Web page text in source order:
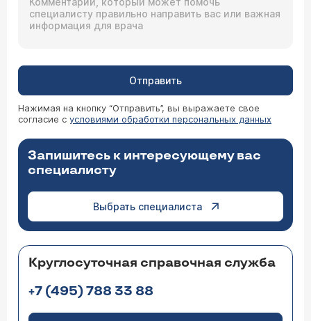
Отправить
Нажимая на кнопку “Отправить”, вы выражаете свое
согласие с условиями обработки персональных данных
Запишитесь к интересующему вас
специалисту
Выбрать специалиста
Круглосуточная справочная служба
+7 (495) 788 33 88